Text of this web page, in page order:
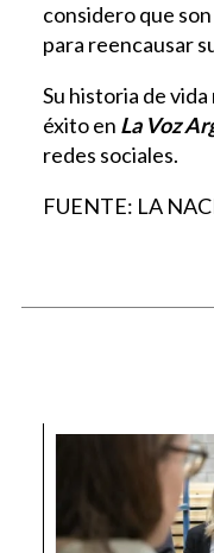
considero que
para reencausar
Su historia de
éxito en La Voz
redes sociales.
FUENTE: LA